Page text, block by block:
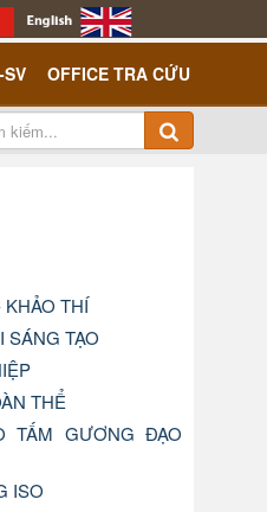
SV OFFICE TRA CỨU
KHẢO THÍ
SÁNG TẠO
THỂ
TẤM GƯƠNG ĐẠO
ISO